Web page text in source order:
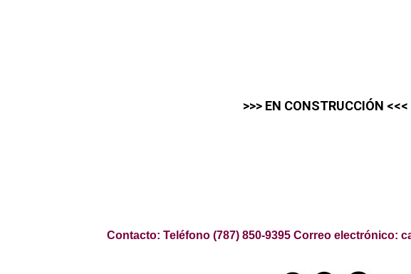
>>> EN CONSTRUCCIÓN <<<
Contacto: Teléfono (787) 850-9395 Correo electrónico: